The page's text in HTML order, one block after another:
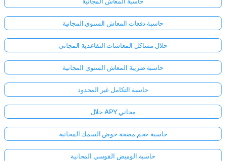
لا
توجد
أسئلة
اطرح
سؤالك
الأول
حاسبة دفعات المعاش السنوي المجانية
حلال مشاكل المعاشات التقاعدية المجاني
حاسبة ضريبة المعاش السنوي المجانية
حاسبة التكامل غير المحدود
حلال APY مجاني
حاسبة حجم مضخة حوض السمك المجانية
حاسبة الوميض القوسي المجانية